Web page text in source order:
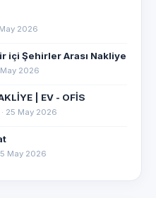
2026
içi Şehirler Arası Nakliye
2026
| EV - OFİS
25 May 2026
May 2026